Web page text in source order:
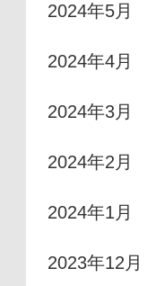
2024年5月
2024年4月
2024年3月
2024年2月
2024年1月
2023年12月